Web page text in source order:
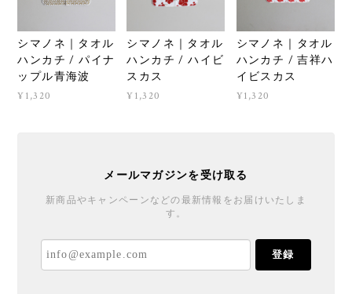
シマノネ｜タオル
ハンカチ / パイナ
ップル青海波
¥1,320
シマノネ｜タオル
ハンカチ / ハイビ
スカス
¥1,320
シマノネ｜タオル
ハンカチ / 吉祥ハ
イビスカス
¥1,320
メールマガジンを受け取る
新商品やキャンペーンなどの最新情報をお届けいたしま
す。
登録